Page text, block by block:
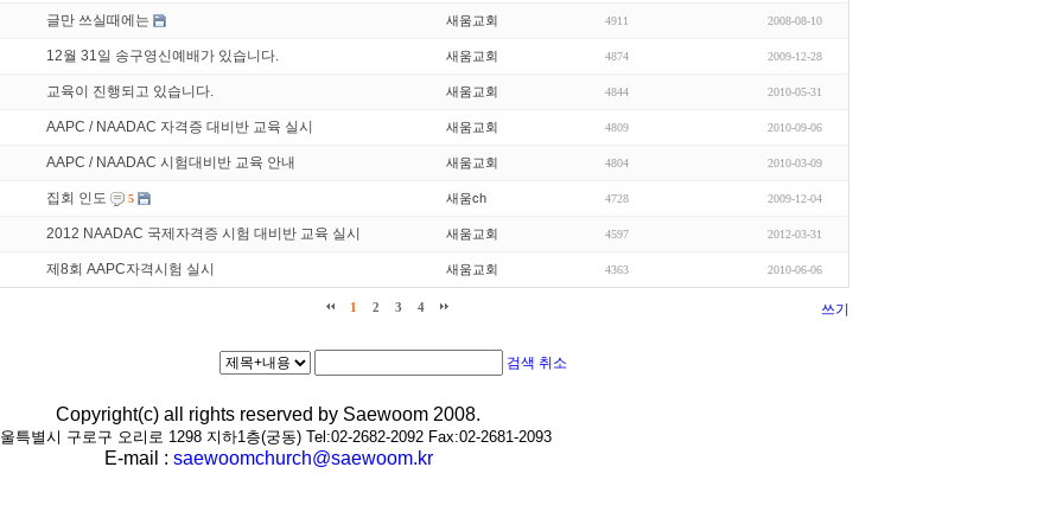
글만 쓰실때에는 새움교회 4911 2008-08-10
12월 31일 송구영신예배가 있습니다. 새움교회 4874 2009-12-28
교육이 진행되고 있습니다. 새움교회 4844 2010-05-31
AAPC / NAADAC 자격증 대비반 교육 실시 새움교회 4809 2010-09-06
AAPC / NAADAC 시험대비반 교육 안내 새움교회 4804 2010-03-09
집회 인도 5 새움ch 4728 2009-12-04
2012 NAADAC 국제자격증 시험 대비반 교육 실시 새움교회 4597 2012-03-31
제8회 AAPC자격시험 실시 새움교회 4363 2010-06-06
쓰기
1 2 3 4
검색 취소
Copyright(c) all rights reserved by Saewoom 2008.
특별시 구로구 오리로 1298 지하1층(궁동) Tel:02-2682-2092 Fax:02-2681-2093
E-mail : saewoomchurch@saewoom.kr